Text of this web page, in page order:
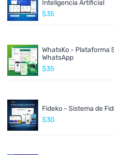
Inteligencia Artificial
$35
WhatsKo - Plataforma
WhatsApp
$35
Fideko - Sistema de
$30